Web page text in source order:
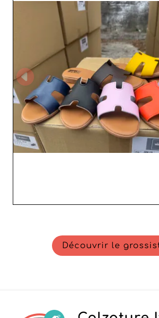
avec lui, découvrir de nouvelles
assortiments performants pour votre
Choisissez Imperiale Calzature comme
sa fiabilité, son large choix et les styles
que votre marché exige.
Découvrir le